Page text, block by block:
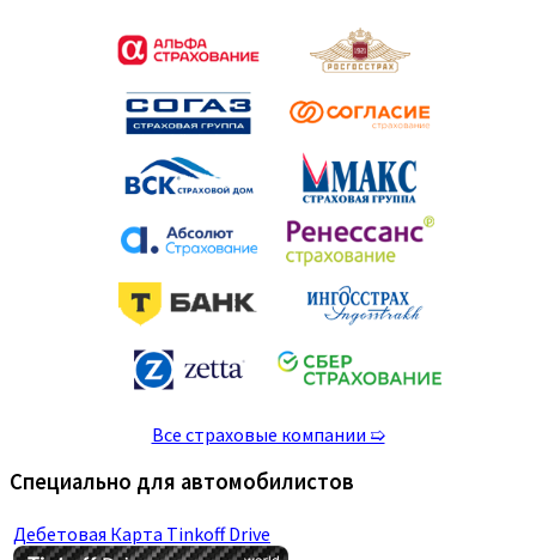
Все страховые компании ➯
Специально для автомобилистов
Дебетовая Карта Tinkoff Drive